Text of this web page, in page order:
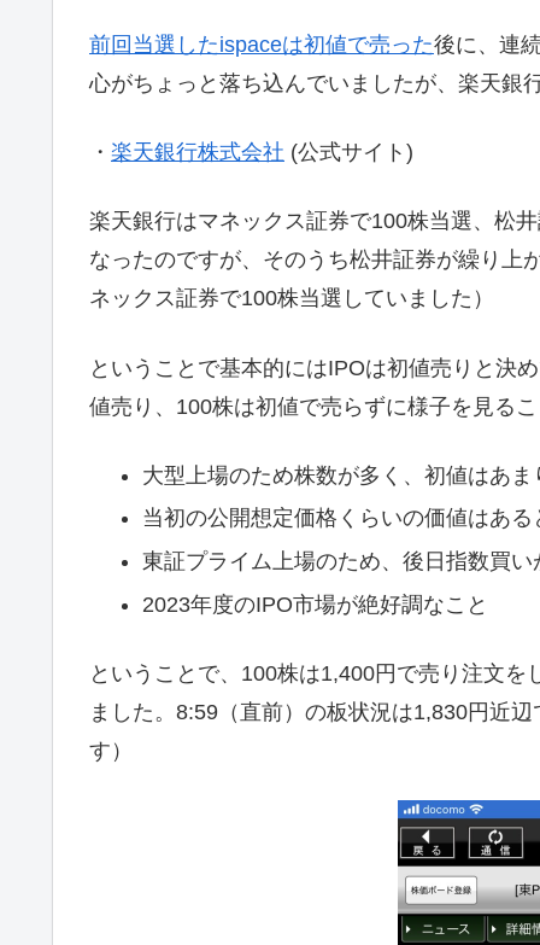
前回当選したispaceは初値で売った後に、連
心がちょっと落ち込んでいましたが、楽天銀
・ 楽天銀行株式会社 (公式サイト)
楽天銀行はマネックス証券で100株当選、松
なったのですが、そのうち松井証券が繰り上
ネックス証券で100株当選していました）
ということで基本的にはIPOは初値売りと決
値売り、100株は初値で売らずに様子を見る
大型上場のため株数が多く、初値はあ
当初の公開想定価格くらいの価値はあ
東証プライム上場のため、後日指数買い
2023年度のIPO市場が絶好調なこと
ということで、100株は1,400円で売り注文
ました。8:59（直前）の板状況は1,830円近
す）